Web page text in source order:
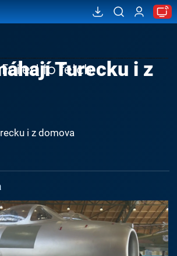
Failed to fetchTurecku i z
i z domova